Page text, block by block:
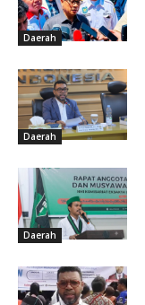
Daerah
Daerah
Daerah